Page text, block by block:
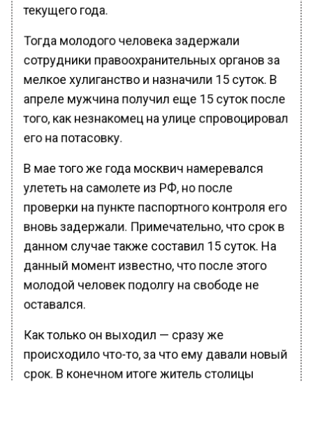
текущего года.
Тогда молодого человека задержали
сотрудники правоохранительных органов за
мелкое хулиганство и назначили 15 суток. В
апреле мужчина получил еще 15 суток после
того, как незнакомец на улице спровоцировал
его на потасовку.
В мае того же года москвич намеревался
улететь на самолете из РФ, но после
проверки на пункте паспортного контроля его
вновь задержали. Примечательно, что срок в
данном случае также составил 15 суток. На
данный момент известно, что после этого
молодой человек подолгу на свободе не
оставался.
Как только он выходил — сразу же
происходило что-то, за что ему давали новый
срок. В конечном итоге житель столицы